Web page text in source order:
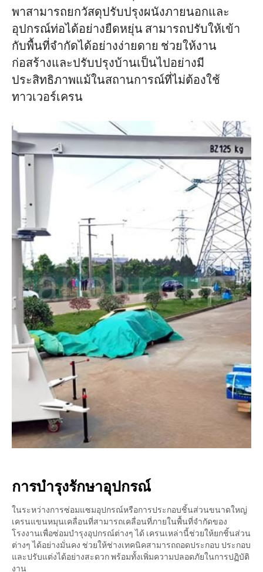
พาสามารถยกวัสดุปรับปรุงผนังภายนอกและ
อุปกรณ์ท่อได้อย่างยืดหยุ่น สามารถปรับให้เข้า
กับพื้นที่จำกัดได้อย่างง่ายดาย ช่วยให้งาน
ก่อสร้างและปรับปรุงบ้านเป็นไปอย่างมี
ประสิทธิภาพแม้ในสถานการณ์ที่ไม่ต้องใช้
ทาวเวอร์เครน
การบำรุงรักษาอุปกรณ์
ในระหว่างการซ่อมแซมอุปกรณ์หรือการประกอบชิ้นส่วนขนาดใหญ่
เครนแขนหมุนเคลื่อนที่สามารถเคลื่อนที่ภายในพื้นที่จำกัดของ
โรงงานเพื่อซ่อมบำรุงอุปกรณ์ต่างๆ ได้ เครนเหล่านี้ช่วยให้ยกชิ้นส่วน
ต่างๆ ได้อย่างมั่นคง ช่วยให้ช่างเทคนิคสามารถถอดประกอบ ประกอบ
และปรับแต่งได้อย่างสะดวก พร้อมทั้งเพิ่มความปลอดภัยในการปฏิบัติ
งาน